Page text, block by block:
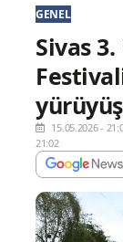
GENEL
Sivas
15.05.2026 -
21:02